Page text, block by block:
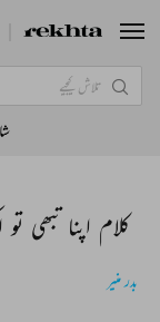
کلام اپنا تبھی
بدر منیر